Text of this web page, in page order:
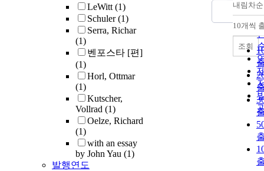
LeWitt(1)
Schuler(1)
Serra, Richar
(1)
벤포스타 [편]
(1)
Horl, Ottmar
(1)
Kutscher,
Vollrad (1)
Oelze, Richard
(1)
with an essay
by John Yau (1)
발행연도
내림차순
10개씩
조회